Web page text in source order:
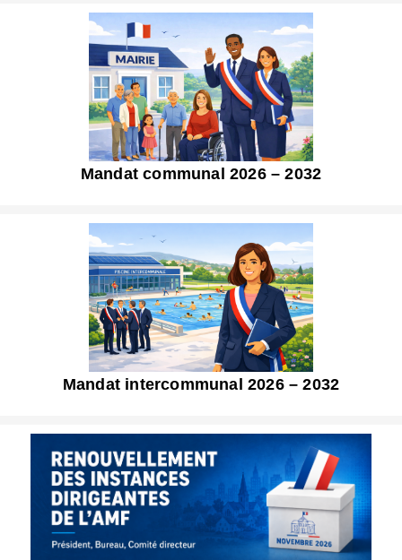
Mandat communal 2026 – 2032
Mandat intercommunal 2026 – 2032